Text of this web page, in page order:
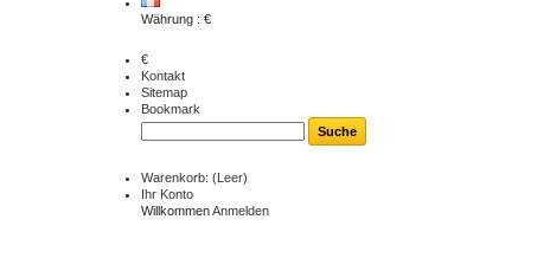
Währung : €
€
Kontakt
Sitemap
Bookmark
Warenkorb: (Leer)
Ihr Konto
WillkommenAnmelden